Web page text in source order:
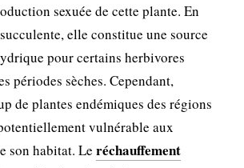
sexuée de cette plante. En
elle constitue une source
pour certains herbivores
périodes sèches. Cependant,
de plantes endémiques des régions
vulnérable aux
son habitat. Le réchauffement